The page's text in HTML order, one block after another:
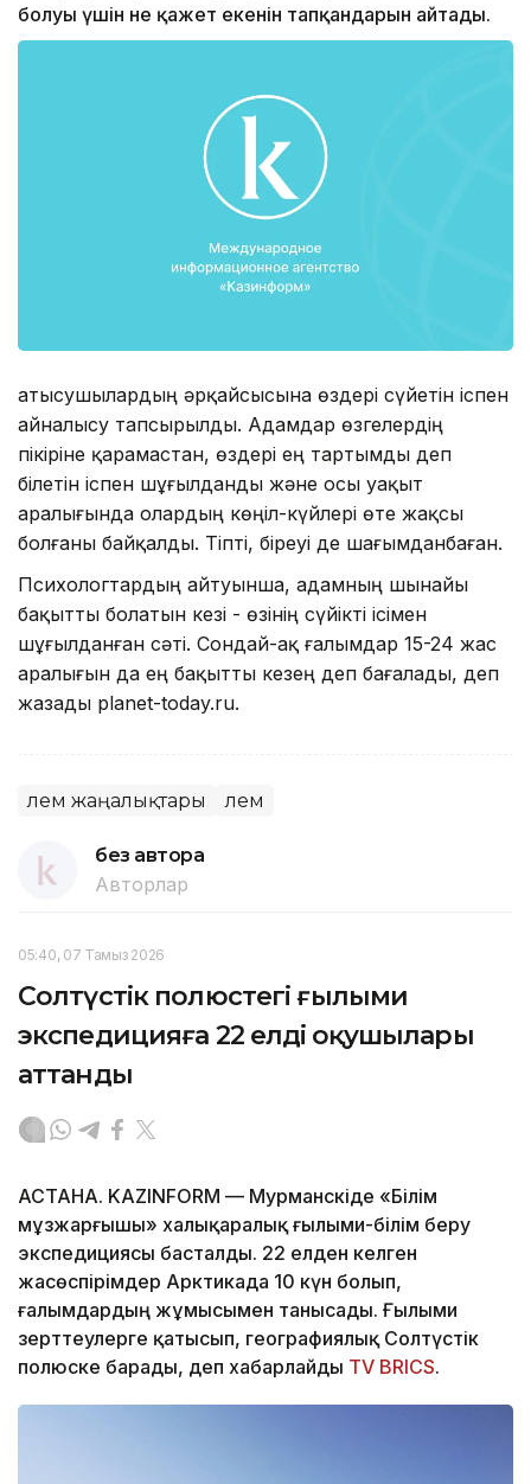
болуы үшін не қажет екенін тапқандарын айтады.
Қатысушылардың әрқайсысына өздері сүйетін іспен
айналысу тапсырылды. Адамдар өзгелердің
пікіріне қарамастан, өздері ең тартымды деп
білетін іспен шұғылданды және осы уақыт
аралығында олардың көңіл-күйлері өте жақсы
болғаны байқалды. Тіпті, біреуі де шағымданбаған.
Психологтардың айтуынша, адамның шынайы
бақытты болатын кезі - өзінің сүйікті ісімен
шұғылданған сәті. Сондай-ақ ғалымдар 15-24 жас
аралығын да ең бақытты кезең деп бағалады, деп
жазады planet-today.ru.
Әлем жаңалықтары Әлем
без автора
Авторлар
05:40, 07 Тамыз 2026
Солтүстік полюстегі ғылыми
экспедицияға 22 елдің оқушылары
аттанды
АСТАНА. KAZINFORM — Мурманскіде «Білім
мұзжарғышы» халықаралық ғылыми-білім беру
экспедициясы басталды. 22 елден келген
жасөспірімдер Арктикада 10 күн болып,
ғалымдардың жұмысымен танысады. Ғылыми
зерттеулерге қатысып, географиялық Солтүстік
полюске барады, деп хабарлайды TV BRICS.